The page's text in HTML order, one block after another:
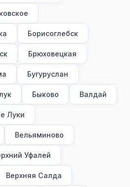
Борисоглебск
Брюховецкая
Бугуруслан
Быково Валдай
Луки
Вельяминово
Уфалей
Верхняя Салда